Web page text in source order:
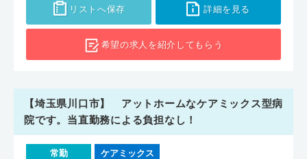
リストへ保存 詳細を見る
希望の求人を紹介してもらう
【埼玉県川口市】 アットホームなケアミックス型病
院です。当直勤務による負担なし！
常勤 ケアミックス